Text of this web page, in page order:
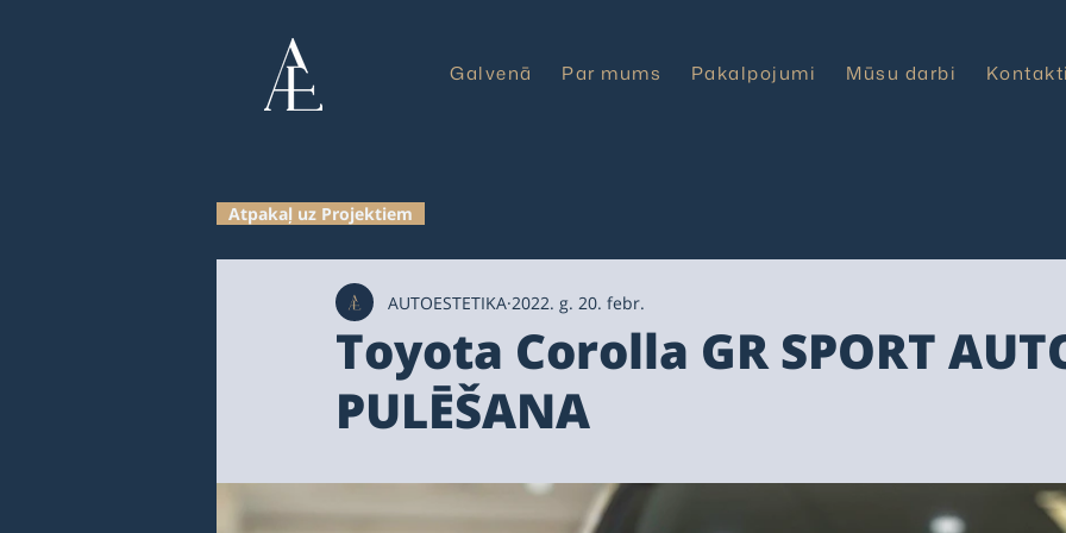
Galvenā Par mums Pakalpojumi Mūsu darbi
Atpakaļ uz Projektiem
Toyota Corolla GR SPORT
PULĒŠANA
AUTOESTETIKA 2022. g. 20. febr.